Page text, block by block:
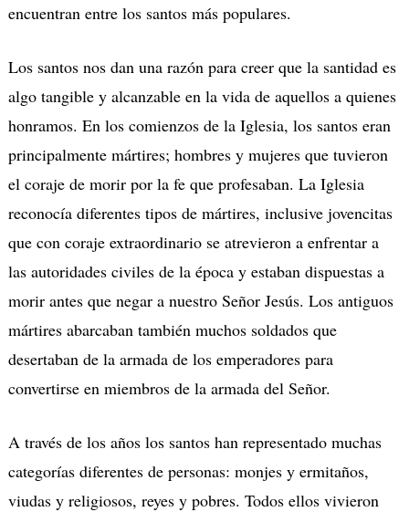
encuentran entre los santos más populares.
Los santos nos dan una razón para creer que la santidad es
algo tangible y alcanzable en la vida de aquellos a quienes
honramos. En los comienzos de la Iglesia, los santos eran
principalmente mártires; hombres y mujeres que tuvieron
el coraje de morir por la fe que profesaban. La Iglesia
reconocía diferentes tipos de mártires, inclusive jovencitas
que con coraje extraordinario se atrevieron a enfrentar a
las autoridades civiles de la época y estaban dispuestas a
morir antes que negar a nuestro Señor Jesús. Los antiguos
mártires abarcaban también muchos soldados que
desertaban de la armada de los emperadores para
convertirse en miembros de la armada del Señor.
A través de los años los santos han representado muchas
categorías diferentes de personas: monjes y ermitaños,
viudas y religiosos, reyes y pobres. Todos ellos vivieron